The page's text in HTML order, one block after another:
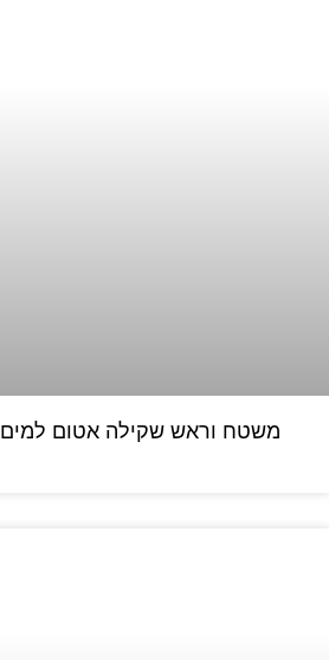
משטח וראש שקילה אטום למים SC